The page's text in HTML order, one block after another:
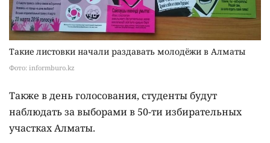
Фото: informburo.kz
Такие листовки начали раздавать молодёжи в Алматы
Также в день голосования, студенты будут
наблюдать за выборами в 50-ти избирательных
участках Алматы.